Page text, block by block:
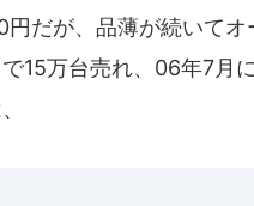
だが、品薄が続いて
15万台売れ、06年7月